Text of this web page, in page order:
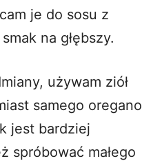
je do sosu z
na głębszy.
używam ziół
samego oregano
jest bardziej
spróbować małego